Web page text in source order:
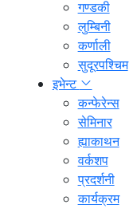
गण्डकी
लुम्बिनी
कर्णाली
सुदूरपश्चिम
इभेन्ट
कन्फेरेन्स
सेमिनार
ह्याकाथन
वर्कशप
प्रदर्शनी
कार्यक्रम